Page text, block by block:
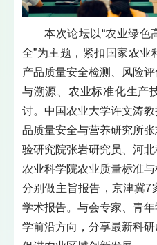
本次论坛以“农业绿色
全”为主题，紧扣国家农业
产品质量安全检测、风险
与溯源、农业标准化生产
讨。中国农业大学许文涛
品质量安全与营养研究所
验研究院张岩研究员、河
农业科学院农业质量标准
分别做主旨报告，京津冀7
学术报告。与会专家、青
学前沿方向，分享最新科